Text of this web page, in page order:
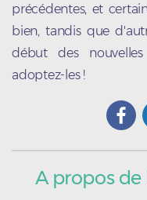
précédentes, et
bien, tandis que
début des
adoptez-les !
A propos de